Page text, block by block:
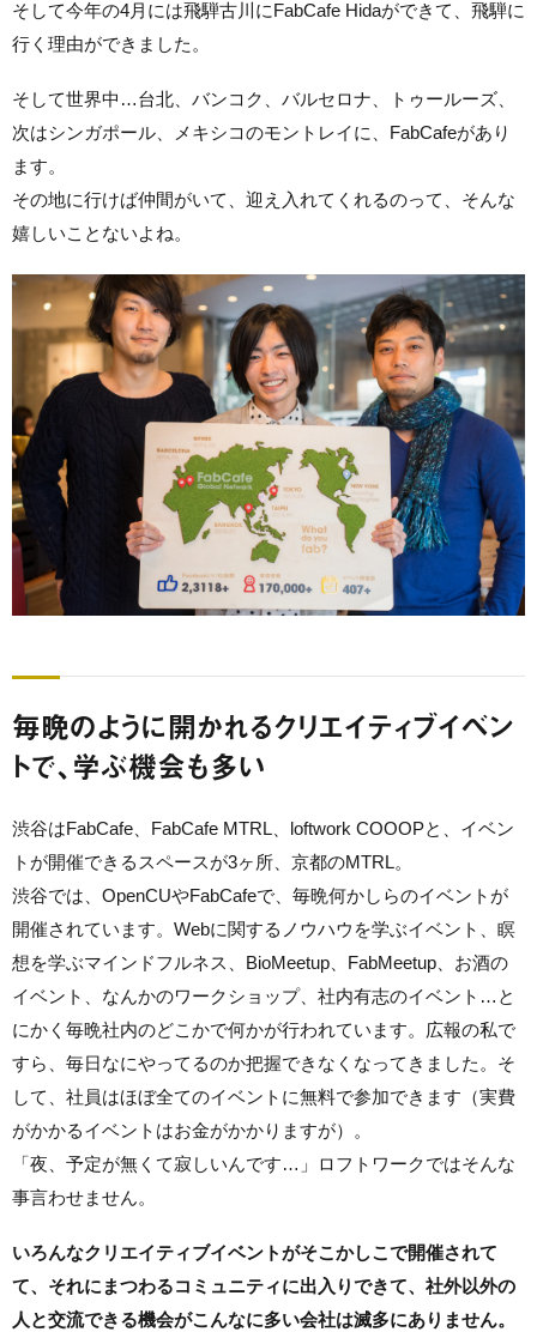
そして今年の4月には飛騨古川にFabCafe Hidaができて、飛騨に
行く理由ができました。
そして世界中…台北、バンコク、バルセロナ、トゥールーズ、
次はシンガポール、メキシコのモントレイに、FabCafeがあり
ます。
その地に行けば仲間がいて、迎え入れてくれるのって、そんな
嬉しいことないよね。
毎晩のように開かれるクリエイティブイベン
トで、学ぶ機会も多い
渋谷はFabCafe、FabCafe MTRL、loftwork COOOPと、イベン
トが開催できるスペースが3ヶ所、京都のMTRL。
渋谷では、OpenCUやFabCafeで、毎晩何かしらのイベントが
開催されています。Webに関するノウハウを学ぶイベント、瞑
想を学ぶマインドフルネス、BioMeetup、FabMeetup、お酒の
イベント、なんかのワークショップ、社内有志のイベント…と
にかく毎晩社内のどこかで何かが行われています。広報の私で
すら、毎日なにやってるのか把握できなくなってきました。そ
して、社員はほぼ全てのイベントに無料で参加できます（実費
がかかるイベントはお金がかかりますが）。
「夜、予定が無くて寂しいんです…」ロフトワークではそんな
事言わせません。
いろんなクリエイティブイベントがそこかしこで開催されて
て、それにまつわるコミュニティに出入りできて、社外以外の
人と交流できる機会がこんなに多い会社は滅多にありません。